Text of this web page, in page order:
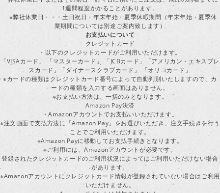
1週間程度かかることがあります。
※弊社休業日・・・土日祝日・年末年始・夏季休暇期間（年末年始・夏季休
業期間については別途ご案内致します）
お支払いについて
クレジットカード
・以下のクレジットカードがご利用いただけます。
「VISAカード」 「マスターカード」 「JCBカード」「アメリカン・エキスプレ
スカード」「ダイナースクラブカード」 「オリコカード」
※カードの種類はクレジットカード番号によって自動判別いたしますので、カ
ードの種類を入力する画面はありません。
※お支払い方法は、一括のみとなります。
Amazon Pay決済
・Amazonアカウントでお支払いいただけます。
※注文画面で支払方法に「Amazon Pay」をお選びいただき、注文手続きを行う
ことでご利用いただけます。
※Amazon Payに移動してお支払手続きとなります。
※ご利用には、Amazonアカウントが必要です。
登録されたクレジットカードのご利用状況によってはご利用いただけない場合
があります。
※Amazonアカウントにクレジットカード情報が登録されていない場合はご利用
いただけません。